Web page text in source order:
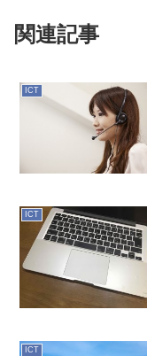
関連記事
ICT
ICT
ICT